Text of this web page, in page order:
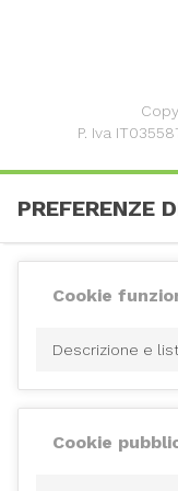
P. Iva
PREFERENZE
Cookie
Descrizione e
Cookie